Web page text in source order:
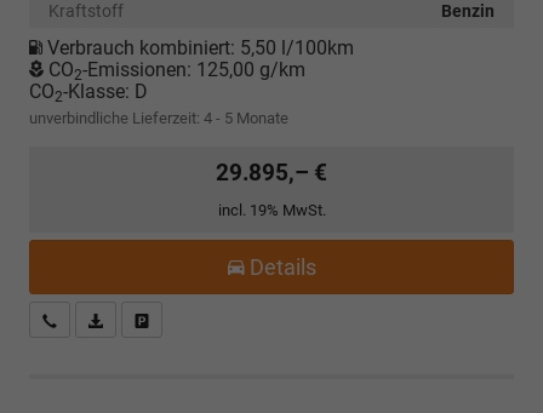
Kraftstoff
Benzin
Verbrauch kombiniert: 5,50 l/100km
CO2-Emissionen: 125,00 g/km
CO2-Klasse: D
unverbindliche Lieferzeit: 4 - 5 Monate
29.895,– €
incl. 19% MwSt.
Details
Kostenloser Rückruf-Service
PDF-Datei, Fahrzeugexposé drucken